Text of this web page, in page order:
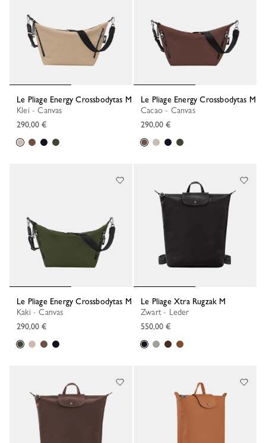
Le Pliage Energy Crossbodytas M
Klei - Canvas
290,00 €
Le Pliage Energy Crossbodytas M
Cacao - Canvas
290,00 €
Le Pliage Energy Crossbodytas M
Kaki - Canvas
290,00 €
Le Pliage Xtra Rugzak M
Zwart - Leder
550,00 €